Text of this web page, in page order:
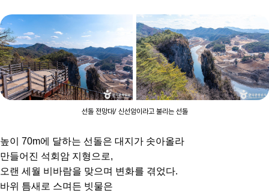
선돌 전망대/ 신선암이라고 불리는 선돌
높이 70m에 달하는 선돌은 대지가 솟아올라
만들어진 석회암 지형으로,
오랜 세월 비바람을 맞으며 변화를 겪었다.
바위 틈새로 스며든 빗물은